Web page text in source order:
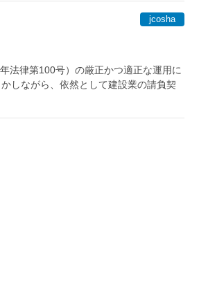
jcosha
法律第100号）の厳正かつ適正な運用に
しながら、依然として建設業の請負契